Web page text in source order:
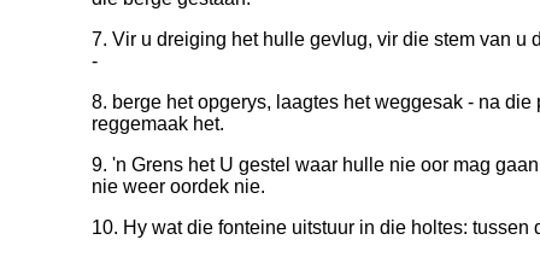
7. Vir u dreiging het hulle gevlug, vir die stem van u
-
8. berge het opgerys, laagtes het weggesak - na die
reggemaak het.
9. 'n Grens het U gestel waar hulle nie oor mag
nie weer oordek nie.
10. Hy wat die fonteine uitstuur in die holtes: tussen